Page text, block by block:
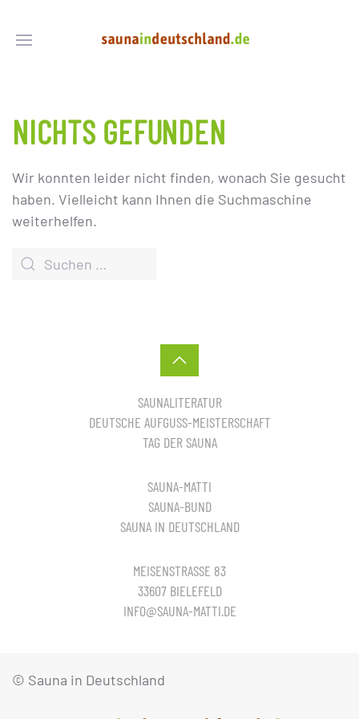
NICHTS GEFUNDEN
Wir konnten leider nicht finden, wonach Sie gesucht
haben. Vielleicht kann Ihnen die Suchmaschine
weiterhelfen.
SAUNALITERATUR
DEUTSCHE AUFGUSS-MEISTERSCHAFT
TAG DER SAUNA
SAUNA-MATTI
SAUNA-BUND
SAUNA IN DEUTSCHLAND
MEISENSTRASSE 83
33607 BIELEFELD
INFO@SAUNA-MATTI.DE
© Sauna in Deutschland